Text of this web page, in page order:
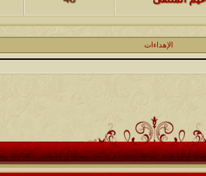
الموضوع مشاركات
الموضوع
الميآسية 27
الإهداءات